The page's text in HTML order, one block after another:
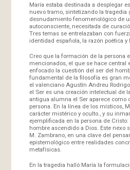
María estaba destinada a desplegar
nuevo tramo, sintetizando la tragedia
desnudamiento fenomenológico de
autoconsciente, necesitada de
Tres temas se entrelazaban con
identidad española, la razón poética y
Creo que la formación de la persona
mencionados, el que se hace central
enfocado la cuestión del ser del
fundamental de la filosofía es gran
el valenciano Agustín Andreu
el Ser es una creación intelectual de
antigua alumna el Ser aparece como
persona. En la línea de los místicos,
carácter mistérico y oculto., y su
ejemplificada en la persona de
hombre ascendido a Dios. Este nexo
M. Zambrano, en una clave del
epistemológico entre realidades
metafísicas.
En la tragedia halló María la